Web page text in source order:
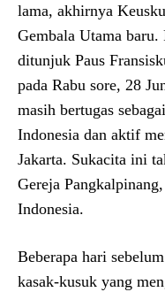
lama, akhirnya
Gembala Utama
ditunjuk Paus
pada Rabu sore, 28
masih bertugas
Indonesia dan aktif
Jakarta. Sukacita ini
Gereja
Indonesia.
Beberapa hari
kasak-kusuk yang